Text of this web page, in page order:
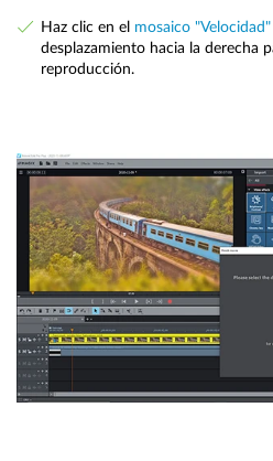
Haz clic en el mosaico "Velocidad"
desplazamiento hacia la derecha
reproducción.